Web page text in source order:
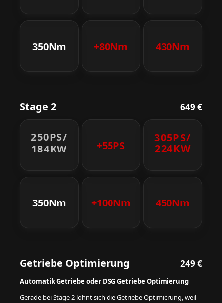
350Nm +80Nm 430Nm
Stage 2 649 €
250PS/
184KW
+55PS
305PS/
224KW
350Nm +100Nm 450Nm
Getriebe Optimierung 249 €
Automatik Getriebe oder DSG Getriebe Optimierung
Gerade bei Stage 2 lohnt sich die Getriebe Optimierung, weil